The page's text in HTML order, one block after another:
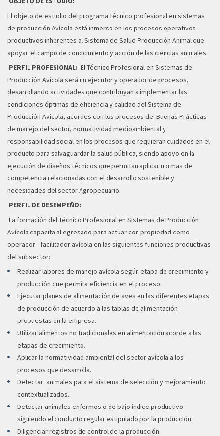
El objeto de estudio del programa Técnico profesional en sistemas
de producción Avícola está inmerso en los procesos operativos
productivos inherentes al Sistema de Salud-Producción Animal que
apoyan el campo de conocimiento y acción de las ciencias animales.
PERFIL PROFESIONAL: El Técnico Profesional en Sistemas de
Producción Avícola será un ejecutor y operador de procesos,
desarrollando actividades que contribuyan a implementar las
condiciones óptimas de eficiencia y calidad del Sistema de
Producción Avícola, acordes con los procesos de Buenas Prácticas
de manejo del sector, normatividad medioambiental y
responsabilidad social en los procesos que requieran cuidados en el
producto para salvaguardar la salud pública, siendo apoyo en la
ejecución de diseños técnicos que permitan aplicar normas de
competencia relacionadas con el desarrollo sostenible y
necesidades del sector Agropecuario.
PERFIL DE DESEMPEÑO:
La formación del Técnico Profesional en Sistemas de Producción
Avícola capacita al egresado para actuar con propiedad como
operador - facilitador avícola en las siguientes funciones productivas
del subsector:
Realizar labores de manejo avícola según etapa de crecimiento y
producción que permita eficiencia en el proceso.
Ejecutar planes de alimentación de aves en las diferentes etapas
de producción de acuerdo a las tablas de alimentación
propuestas en la empresa.
Utilizar alimentos no tradicionales en alimentación acorde a las
etapas de crecimiento.
Aplicar la normatividad ambiental del sector avícola a los
procesos que desarrolla.
Detectar animales para el sistema de selección y mejoramiento
contextualizados.
Detectar animales enfermos o de bajo índice productivo
siguiendo el conducto regular estipulado por la producción.
Diligenciar registros de control de la producción.